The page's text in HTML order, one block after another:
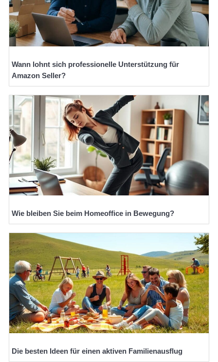
Wann lohnt sich professionelle Unterstützung für
Amazon Seller?
Wie bleiben Sie beim Homeoffice in Bewegung?
Die besten Ideen für einen aktiven Familienausflug